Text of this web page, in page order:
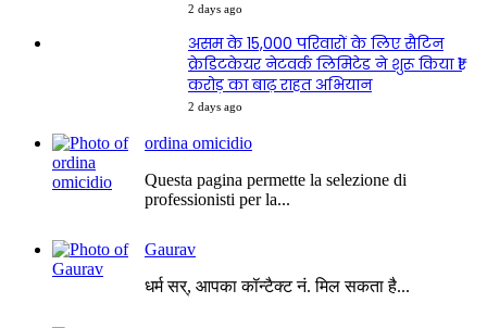
2 days ago
असम के 15,000 परिवारों के लिए सैटिन
क्रेडिटकेयर नेटवर्क लिमिटेड ने शुरू किया ₹1
करोड़ का बाढ़ राहत अभियान
2 days ago
ordina omicidio
Questa pagina permette la selezione di
professionisti per la...
Gaurav
धर्म सर्, आपका कॉन्टैक्ट नं. मिल सकता है...